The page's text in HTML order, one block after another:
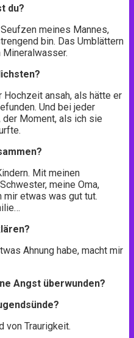
du?
meines Mannes,
bin. Das Umblättern
ansah, als hätte er
Und bei jeder
der Moment, als ich sie
Mit meinen
meine Oma,
mir etwas was gut tut.
Ahnung habe, macht mir
Angst überwunden?
von Traurigkeit.